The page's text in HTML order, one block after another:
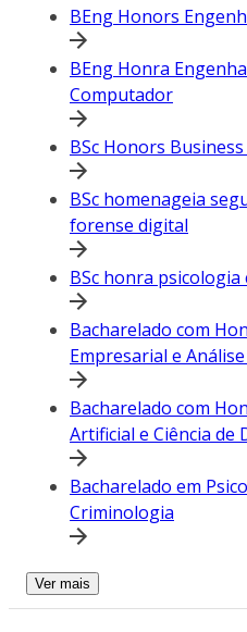
BEng Honors
BEng Honra
Computador
BSc Honors
BSc homenageia
forense digital
BSc honra psicologia
Bacharelado com
Empresarial e
Bacharelado com
Artificial e Ciência de
Bacharelado em
Criminologia
Ver mais